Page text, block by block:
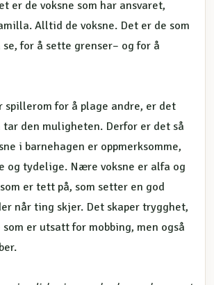
er de voksne som har ansvaret,
Alltid de voksne. Det er de som
se, for å sette grenser– og for å
spillerom for å plage andre, er det
den muligheten. Derfor er det så
i barnehagen er oppmerksomme,
og tydelige. Nære voksne er alfa og
er tett på, som setter en god
når ting skjer. Det skaper trygghet,
er utsatt for mobbing, men også